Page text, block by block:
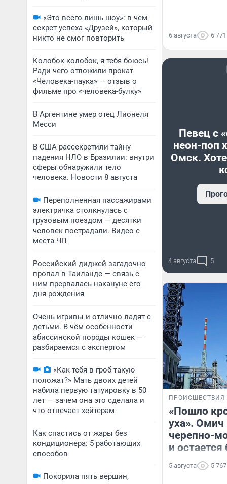
«Это всего лишь шоу»: в чем
секрет успеха «Друзей», который
никто не смог повторить
Колобок-колобок, я тебя боюсь!
Ради чего отложили прокат
«Человека-паука» — отзыв о
фильме про «человека-булку»
В Аргентине умер отец Лионеля
Месси
В США рассекретили тайну
падения НЛО в Бразилии: внутри
сферы обнаружили тело
человека. Новости 8 августа
Переполненная пассажирами
электричка столкнулась с
грузовым поездом — десятки
человек пострадали. Видео с
места ЧП
Российский диджей загадочно
пропал в Таиланде — связь с
ним прервалась накануне его
дня рождения
Очень игривы и отлично ладят с
детьми. В чём особенности
абиссинской породы кошек —
разбираемся с экспертом
«Как тебя в гроб такую
положат?» Мать двоих детей
набила первую татуировку в 50
лет — зачем она это сделала и
что отвечает хейтерам
Как спастись от жары без
кондиционера: 5 работающих
способов
Покорила пять вершин,
6 августа 6 771
Певец с
неон-поп
Омск.
4 августа 5
ПРОИСШЕСТВИЯ
«Пошло
уха». Омич
черепно-
и
5 августа 5 767